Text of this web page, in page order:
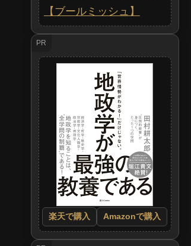
【ブールミッシュ】
PR
楽天で購入 Amazonで購入